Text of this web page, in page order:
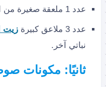
عدد 1 ملعقة صغيرة من الخميرة الفورية.
عدد 3 ملاعق كبيرة زيت
نباتي آخر.
ثانيًا: مكونات صوص